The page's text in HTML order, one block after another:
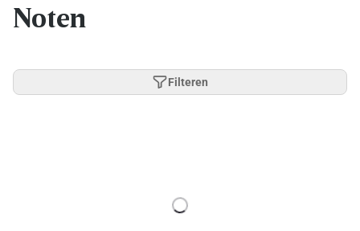
Noten
Filteren